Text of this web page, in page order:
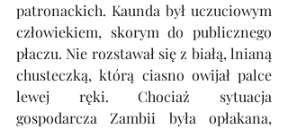
patronackich. Kaunda był uczuciowym
człowiekiem, skorym do publicznego
płaczu. Nie rozstawał się z białą, lnianą
chusteczką, którą ciasno owijał palce
lewej ręki. Chociaż sytuacja
gospodarcza Zambii była opłakana,